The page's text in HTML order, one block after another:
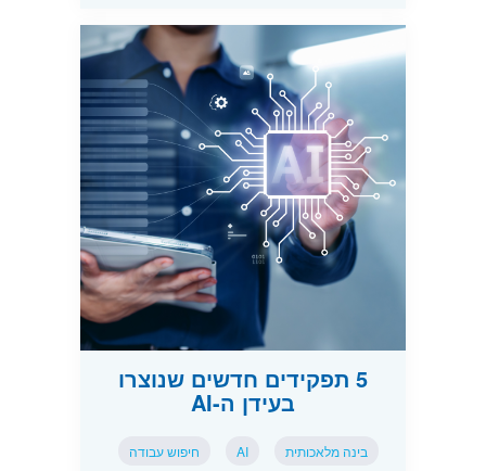
5 תפקידים חדשים שנוצרו
בעידן ה-AI
בינה מלאכותית AI חיפוש עבודה